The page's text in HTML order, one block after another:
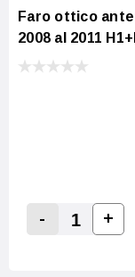
Faro ottico
2008 al 2011
Decrease
- +